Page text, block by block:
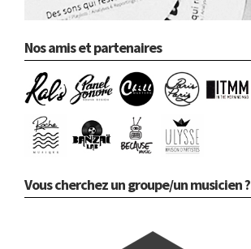
Nos amis et partenaires
Vous cherchez un groupe/un musicien ?